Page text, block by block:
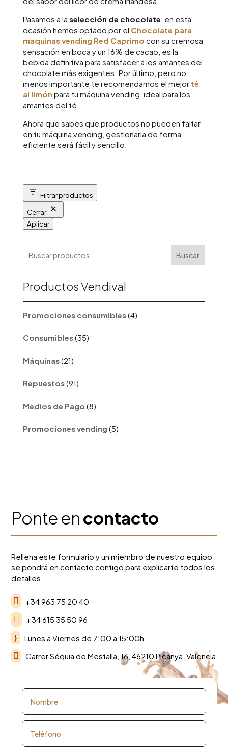
Pasamos a la selección de chocolate , en esta
ocasión hemos optado por el Chocolate para
maquinas vending Red Caprimo con su cremosa
sensación en boca y un 16% de cacao, es la
bebida definitiva para satisfacer a los amantes del
chocolate más exigentes. Por último, pero no
menos importante te recomendamos el mejorté
al limón para tu máquina vending, ideal para los
amantes del té.
Ahora que sabes que productos no pueden faltar
en tu máquina vending, gestionarla de forma
eficiente será fácil y sencillo.
Filtrar productos
Cerrar
Aplicar
Buscar
Productos Vendival
Promociones consumibles 44
productos
Consumibles 3535
productos
Máquinas 2121
productos
Repuestos 9191
productos
Medios de Pago 88
productos
Promociones vending 55
productos
Ponte encontacto
Rellena este formulario y un miembro de nuestro equipo
se pondrá en contacto contigo para explicarte todos los
detalles.
 +34 963 75 20 40
 +34 615 35 50 96
} Lunes a Viernes de 7:00 a 15:00h
 Carrer Séquia de Mestalla, 16, 46210 Picanya, Valencia